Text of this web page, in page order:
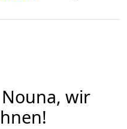
wir